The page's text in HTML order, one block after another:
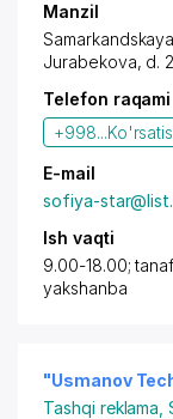
Manzil
Jurabekova, d.
Telefon raqami
+998...
E-mail
sofiya-
Ish vaqti
9.00-18.00;
yakshanba
"Usmanov
Tashqi reklama ,